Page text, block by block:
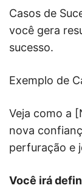
Casos de
você gera
sucesso.
Exemplo de
Veja como a
nova
perfuração e
Você irá